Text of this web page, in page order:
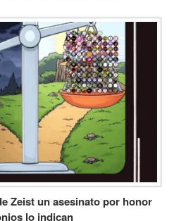
Zeist un asesinato por honor
lo indican